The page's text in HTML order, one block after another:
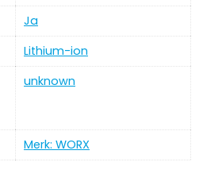
‎Ja
‎Lithium-ion
‎unknown
Merk: WORX